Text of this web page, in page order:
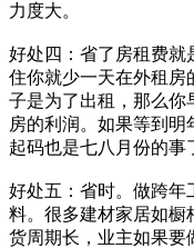
力度大。
好处四：省了房租费就
住你就少一天在外租房
子是为了出租，那么你
房的利润。如果等到
起码也是七八月份的事
好处五：省时。做跨年
料。很多建材家居如橱
货周期长，业主如果要